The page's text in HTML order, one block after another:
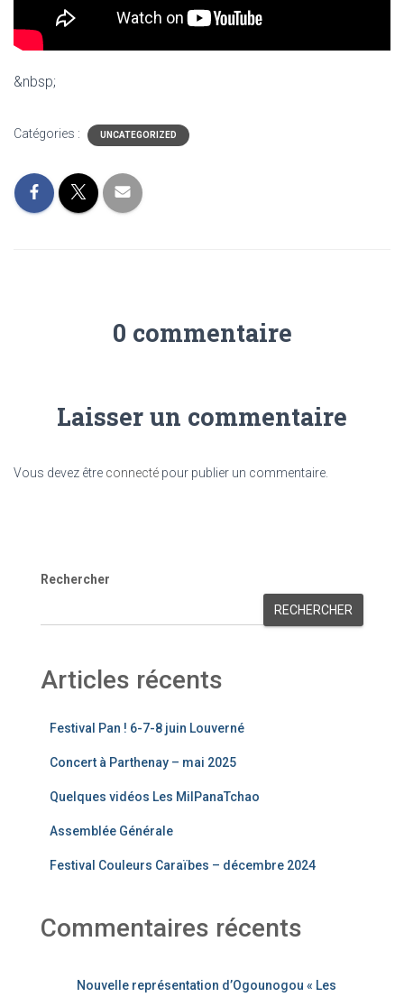
&nbsp;
Catégories : UNCATEGORIZED
0 commentaire
Laisser un commentaire
Vous devez être connecté pour publier un commentaire.
Rechercher
RECHERCHER
Articles récents
Festival Pan ! 6-7-8 juin Louverné
Concert à Parthenay – mai 2025
Quelques vidéos Les MilPanaTchao
Assemblée Générale
Festival Couleurs Caraïbes – décembre 2024
Commentaires récents
Nouvelle représentation d’Ogounogou « Les